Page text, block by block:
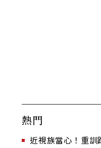
熱門
近視族當心！重訓